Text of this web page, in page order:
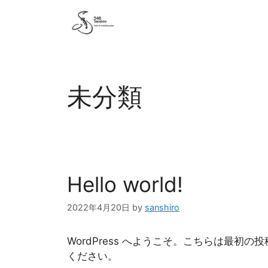
未分類
Hello world!
2022年4月20日 by sanshiro
WordPress へようこそ。こちらは最初の
ください。